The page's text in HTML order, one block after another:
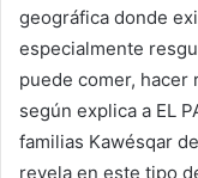
geográfica donde
especialmente
puede comer, hacer
según explica a EL
familias Kawésqar
revela en este tipo